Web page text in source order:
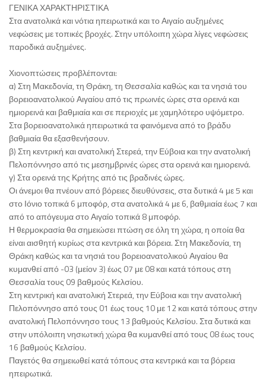
ΓΕΝΙΚΑ ΧΑΡΑΚΤΗΡΙΣΤΙΚΑ
Στα ανατολικά και νότια ηπειρωτικά και το Αιγαίο αυξημένες
νεφώσεις με τοπικές βροχές. Στην υπόλοιπη χώρα λίγες νεφώσεις
παροδικά αυξημένες.
Χιονοπτώσεις προβλέπονται:
α) Στη Μακεδονία, τη Θράκη, τη Θεσσαλία καθώς και τα νησιά του
βορειοανατολικού Αιγαίου από τις πρωινές ώρες στα ορεινά και
ημιορεινά και βαθμιαία και σε περιοχές με χαμηλότερο υψόμετρο.
Στα βορειοανατολικά ηπειρωτικά τα φαινόμενα από το βράδυ
βαθμιαία θα εξασθενήσουν.
β) Στη κεντρική και ανατολική Στερεά, την Εύβοια και την ανατολική
Πελοπόννησο από τις μεσημβρινές ώρες στα ορεινά και ημιορεινά.
γ) Στα ορεινά της Κρήτης από τις βραδινές ώρες.
Οι άνεμοι θα πνέουν από βόρειες διευθύνσεις, στα δυτικά 4 με 5 και
στο Ιόνιο τοπικά 6 μποφόρ, στα ανατολικά 4 με 6, βαθμιαία έως 7 και
από το απόγευμα στο Αιγαίο τοπικά 8 μποφόρ.
Η θερμοκρασία θα σημειώσει πτώση σε όλη τη χώρα, η οποία θα
είναι αισθητή κυρίως στα κεντρικά και βόρεια. Στη Μακεδονία, τη
Θράκη καθώς και τα νησιά του βορειοανατολικού Αιγαίου θα
κυμανθεί από -03 (μείον 3) έως 07 με 08 και κατά τόπους στη
Θεσσαλία τους 09 βαθμούς Κελσίου.
Στη κεντρική και ανατολική Στερεά, την Εύβοια και την ανατολική
Πελοπόννησο από τους 01 έως τους 10 με 12 και κατά τόπους στην
ανατολική Πελοπόννησο τους 13 βαθμούς Κελσίου. Στα δυτικά και
στην υπόλοιπη νησιωτική χώρα θα κυμανθεί από τους 08 έως τους
16 βαθμούς Κελσίου.
Παγετός θα σημειωθεί κατά τόπους στα κεντρικά και τα βόρεια
ηπειρωτικά.